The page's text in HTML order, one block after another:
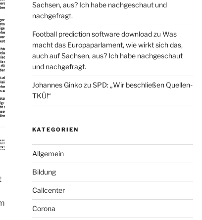
Sachsen, aus? Ich habe nachgeschaut und
nachgefragt.
Football prediction software downloadzu Was
macht das Europaparlament, wie wirkt sich das,
auch auf Sachsen, aus? Ich habe nachgeschaut
und nachgefragt.
Johannes Ginkozu SPD: „Wir beschließen Quellen-
TKÜ!“
KATEGORIEN
Allgemein
Bildung
Callcenter
Corona